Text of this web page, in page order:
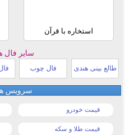
استخاره با قرآن
سایر فال
طالع بینی هندی فال چوب
سرویس
قیمت خودرو
قیمت طلا و سکه